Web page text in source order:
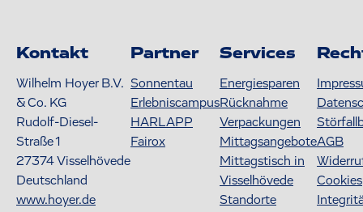
Kontakt
Wilhelm Hoyer B.V.
& Co. KG
Rudolf-Diesel-
Straße 1
27374Visselhövede
Deutschland
www.hoyer.de
Partner
Sonnentau
Erlebniscampus
HARLAPP
Fairox
Services
Energiesparen
Rücknahme
Verpackungen
Mittagsangebote
Mittagstisch in
Visselhövede
Standorte
AGB
Cookies